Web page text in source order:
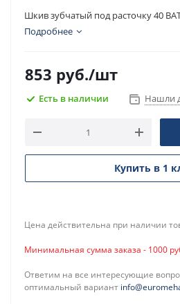
Шкив зубчатый под расточку 40
Подробнее
853 руб./шт
Есть в наличии Нашли
Купить в 1
Цена действительна при наличии
Минимальная сумма заказа - 1000
Ответим на все интересующие
оптимальный вариант